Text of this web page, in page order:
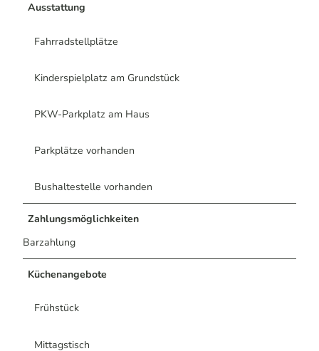
Ausstattung
Fahrradstellplätze
Kinderspielplatz am Grundstück
PKW-Parkplatz am Haus
Parkplätze vorhanden
Bushaltestelle vorhanden
Zahlungsmöglichkeiten
Barzahlung
Küchenangebote
Frühstück
Mittagstisch